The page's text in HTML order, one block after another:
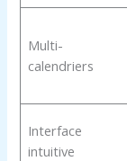
Multi-
calendriers
Interface
intuitive